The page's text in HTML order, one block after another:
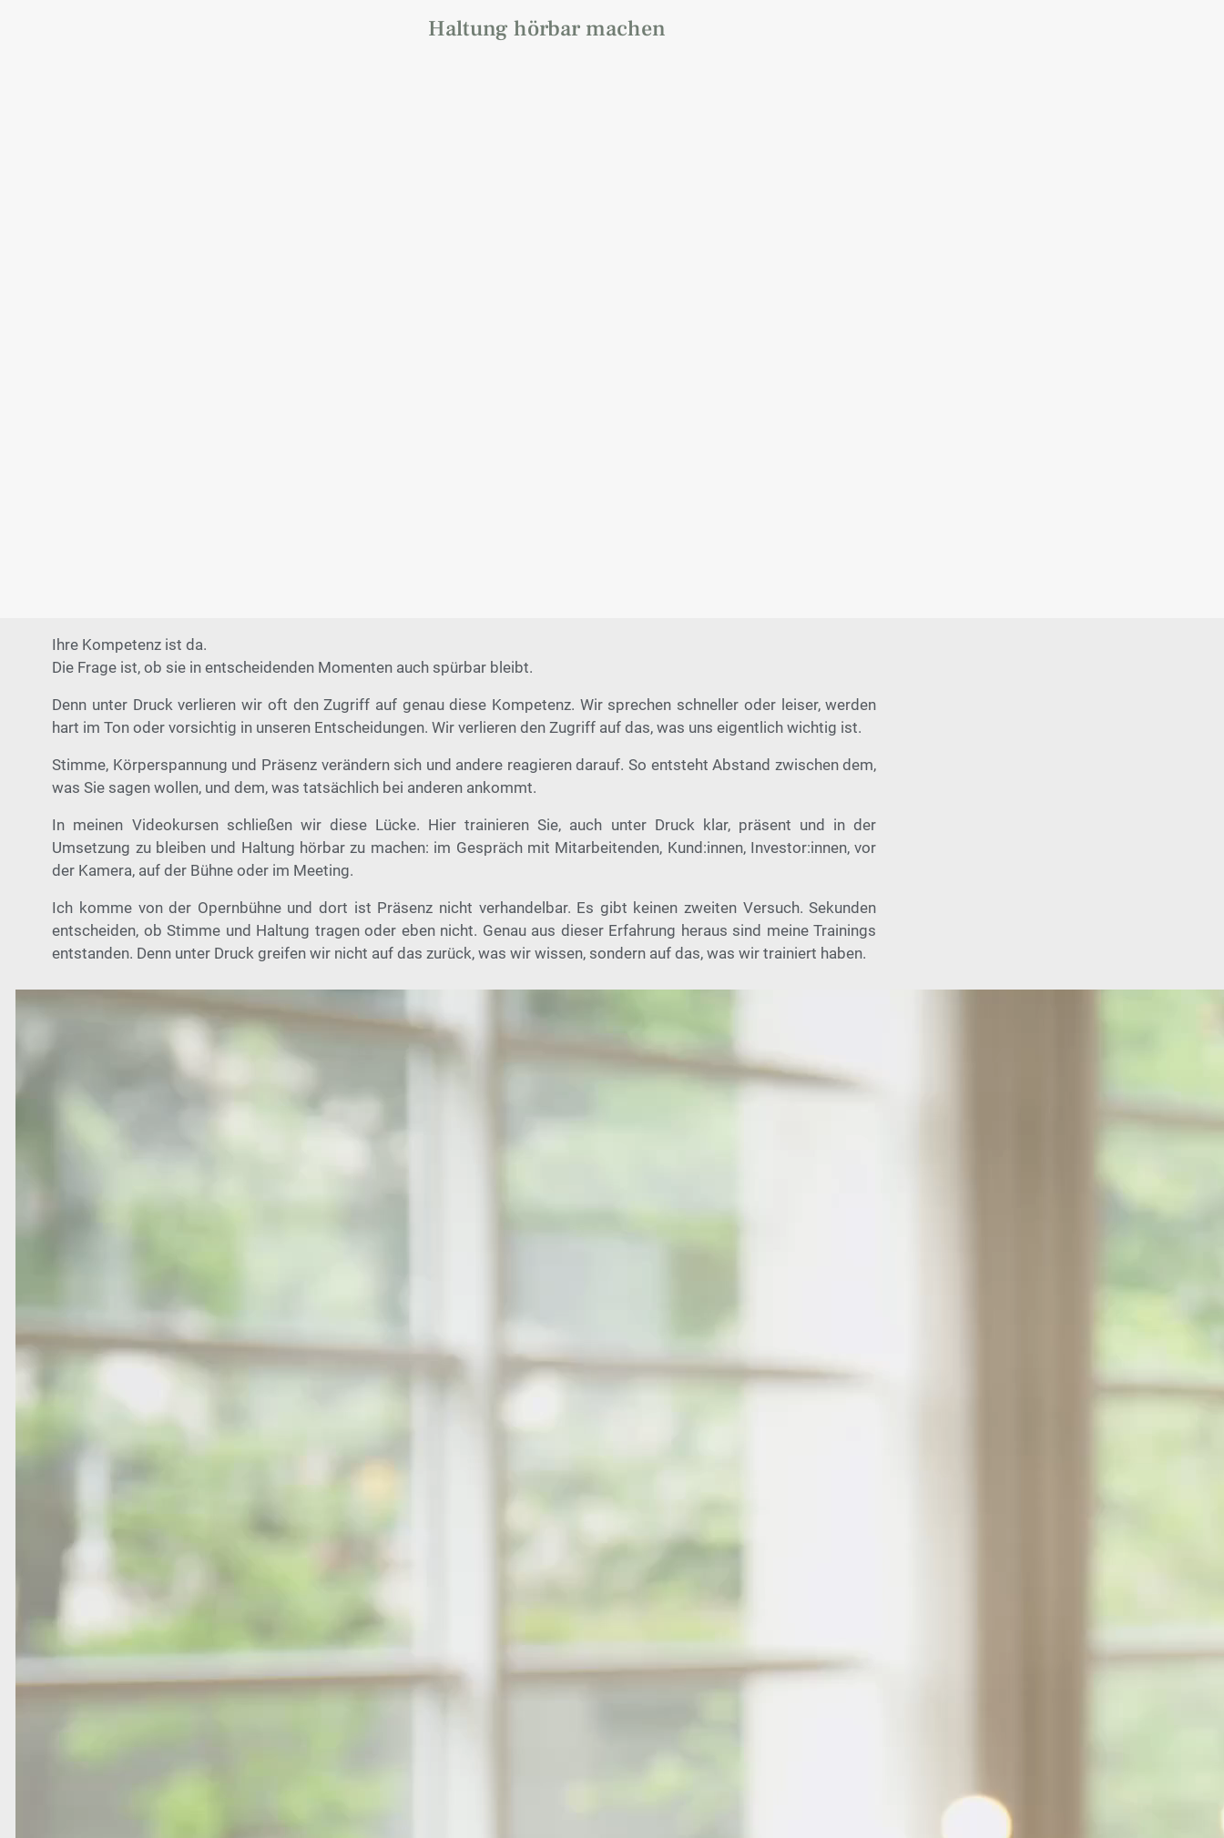
Haltung hörbar machen
Ihre Kompetenz ist da.
Die Frage ist, ob sie in entscheidenden Momenten auch spürbar bleibt.
Denn unter Druck verlieren wir oft den Zugriff auf genau diese Kompetenz. Wir sprechen schneller oder leiser, werden
hart im Ton oder vorsichtig in unseren Entscheidungen. Wir verlieren den Zugriff auf das, was uns eigentlich wichtig ist.
Stimme, Körperspannung und Präsenz verändern sich und andere reagieren darauf. So entsteht Abstand zwischen dem,
was Sie sagen wollen, und dem, was tatsächlich bei anderen ankommt.
In meinen Videokursen schließen wir diese Lücke. Hier trainieren Sie, auch unter Druck klar, präsent und in der
Umsetzung zu bleiben und Haltung hörbar zu machen: im Gespräch mit Mitarbeitenden, Kund:innen, Investor:innen, vor
der Kamera, auf der Bühne oder im Meeting.
Ich komme von der Opernbühne und dort ist Präsenz nicht verhandelbar. Es gibt keinen zweiten Versuch. Sekunden
entscheiden, ob Stimme und Haltung tragen oder eben nicht. Genau aus dieser Erfahrung heraus sind meine Trainings
entstanden. Denn unter Druck greifen wir nicht auf das zurück, was wir wissen, sondern auf das, was wir trainiert haben.